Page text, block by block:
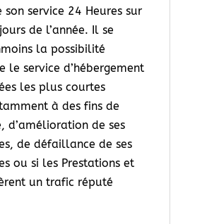
service 24 Heures sur
de l’année. Il se
la possibilité
le service d’hébergement
les plus courtes
à des fins de
d’amélioration de ses
de défaillance de ses
ou si les Prestations et
un trafic réputé